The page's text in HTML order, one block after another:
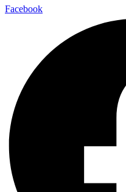
Facebook